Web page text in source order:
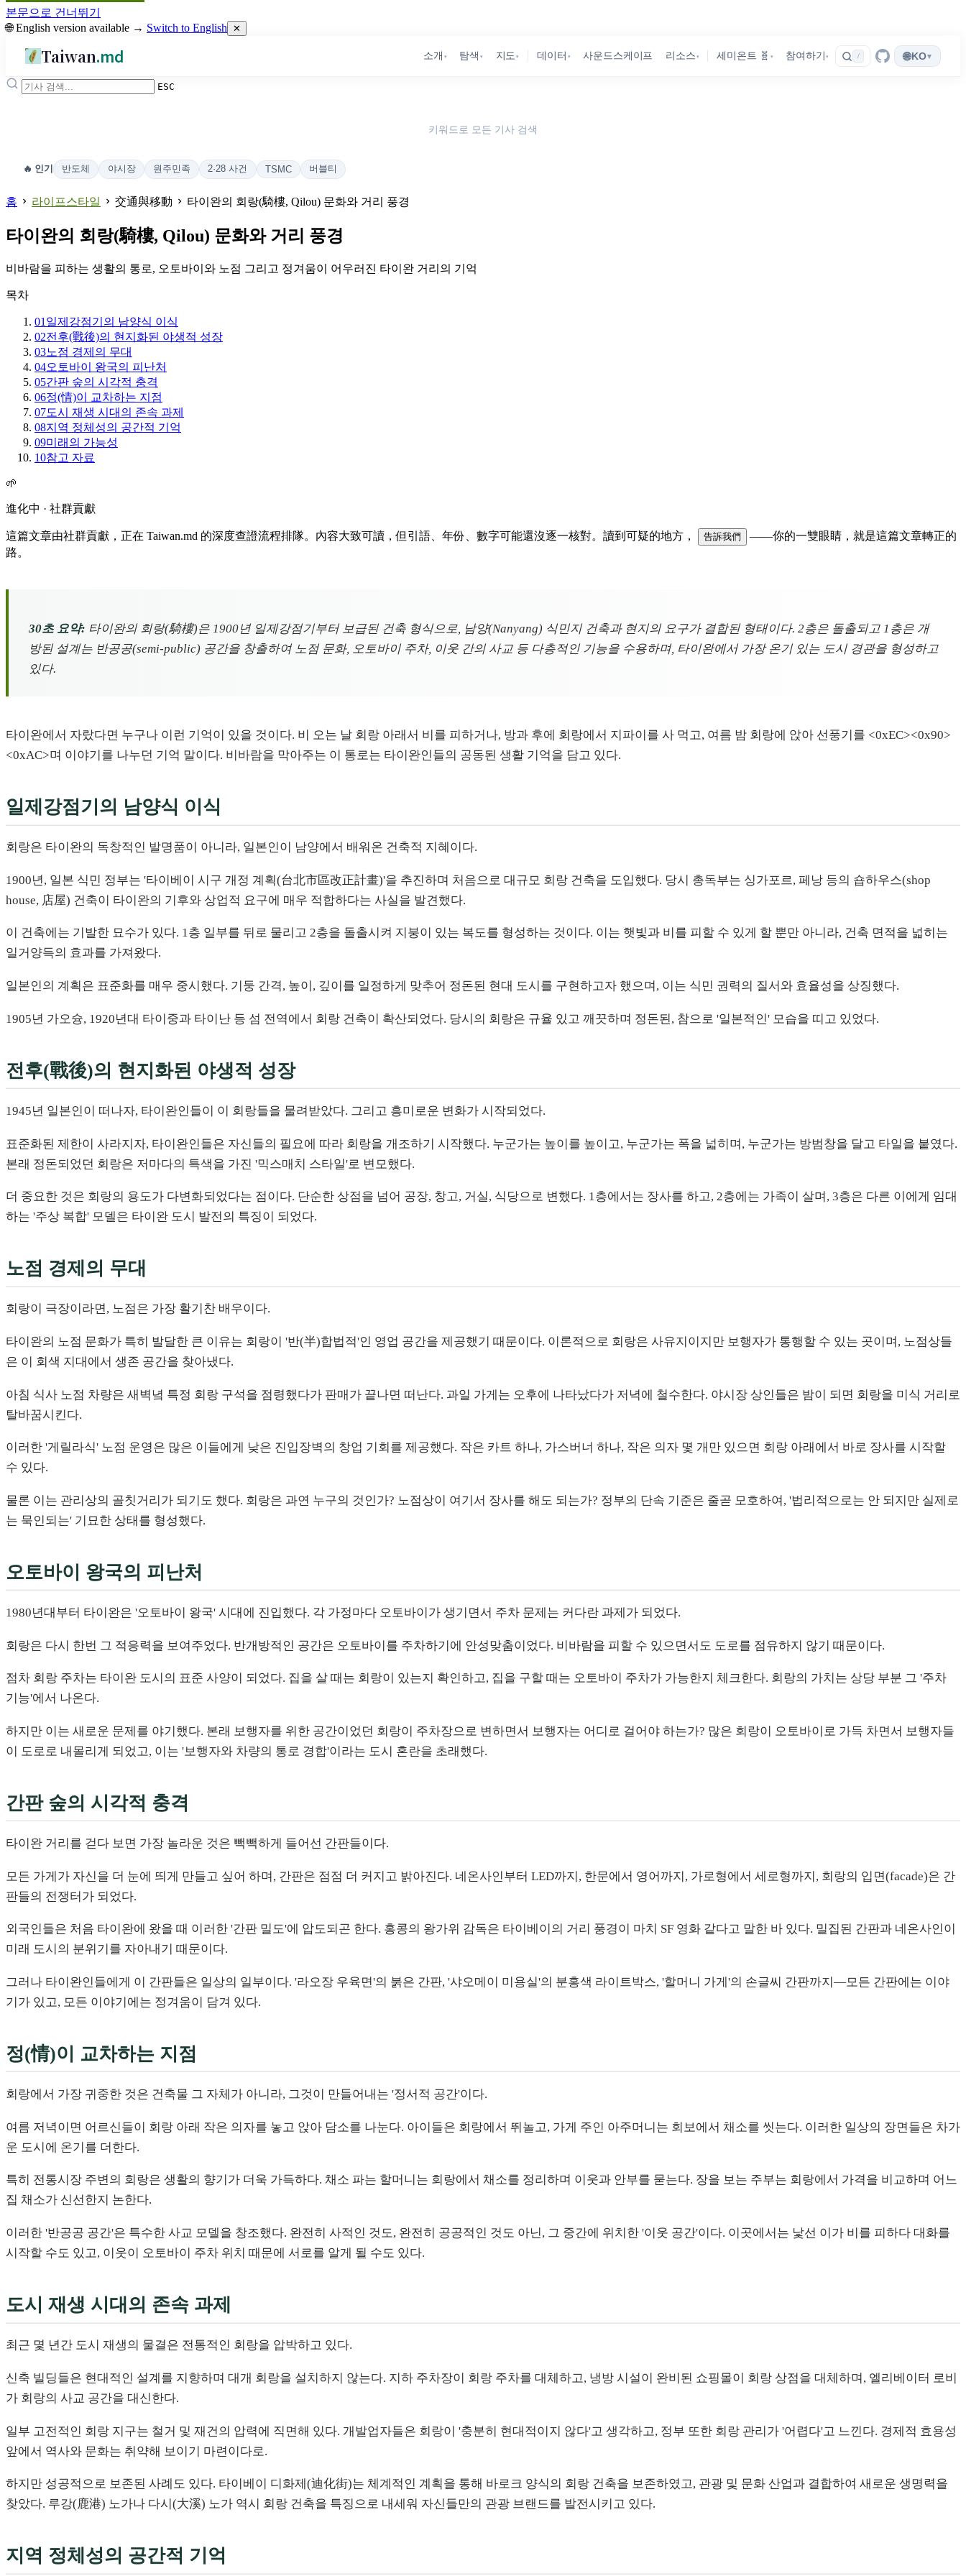
본문으로 건너뛰기
🌐 English version available → Switch to English ✕
Taiwan.md 소개 ▾ 탐색 ▾ 지도 ▾ 데이터 ▾ 사운드스케이프 리소스 ▾ 세미온트 🧬 ▾ 참여하기 ▾ / 🌐KO▾
ESC
키워드로 모든 기사 검색
🔥 인기 반도체 야시장 원주민족 2·28 사건 TSMC 버블티
홈 라이프스타일 交通與移動 타이완의 회랑(騎樓, Qilou) 문화와 거리 풍경
타이완의 회랑(騎樓, Qilou) 문화와 거리 풍경
비바람을 피하는 생활의 통로, 오토바이와 노점 그리고 정겨움이 어우러진 타이완 거리의 기억
목차
01 일제강점기의 남양식 이식
02전후(戰後)의 현지화된 야생적 성장
03노점 경제의 무대
04오토바이 왕국의 피난처
05간판 숲의 시각적 충격
06정(情)이 교차하는 지점
07도시 재생 시대의 존속 과제
08지역 정체성의 공간적 기억
09미래의 가능성
10참고 자료
🌱
進化中 · 社群貢獻
這篇文章由社群貢獻，正在 Taiwan.md 的深度查證流程排隊。內容大致可讀，但引語、年份、數字可能還沒逐一核對。讀到可疑的地方， 告訴我們
——你的一雙眼睛，就是這篇文章轉正的
路。
30초 요약: 타이완의 회랑(騎樓)은 1900년 일제강점기부터 보급된 건축 형식으로, 남양(Nanyang) 식민지 건축과 현지의 요구가 결합된 형태이다. 2층은 돌출되고 1층은 개
방된 설계는 반공공(semi-public) 공간을 창출하여 노점 문화, 오토바이 주차, 이웃 간의 사교 등 다층적인 기능을 수용하며, 타이완에서 가장 온기 있는 도시 경관을 형성하고
있다.
타이완에서 자랐다면 누구나 이런 기억이 있을 것이다. 비 오는 날 회랑 아래서 비를 피하거나, 방과 후에 회랑에서 지파이를 사 먹고, 여름 밤 회랑에 앉아 선풍기를 <0xEC><0x90>
<0xAC>며 이야기를 나누던 기억 말이다. 비바람을 막아주는 이 통로는 타이완인들의 공동된 생활 기억을 담고 있다.
일제강점기의 남양식 이식
회랑은 타이완의 독창적인 발명품이 아니라, 일본인이 남양에서 배워온 건축적 지혜이다.
1900년, 일본 식민 정부는 '타이베이 시구 개정 계획(台北市區改正計畫)'을 추진하며 처음으로 대규모 회랑 건축을 도입했다. 당시 총독부는 싱가포르, 페낭 등의 숍하우스(shop
house, 店屋) 건축이 타이완의 기후와 상업적 요구에 매우 적합하다는 사실을 발견했다.
이 건축에는 기발한 묘수가 있다. 1층 일부를 뒤로 물리고 2층을 돌출시켜 지붕이 있는 복도를 형성하는 것이다. 이는 햇빛과 비를 피할 수 있게 할 뿐만 아니라, 건축 면적을 넓히는
일거양득의 효과를 가져왔다.
일본인의 계획은 표준화를 매우 중시했다. 기둥 간격, 높이, 깊이를 일정하게 맞추어 정돈된 현대 도시를 구현하고자 했으며, 이는 식민 권력의 질서와 효율성을 상징했다.
1905년 가오슝, 1920년대 타이중과 타이난 등 섬 전역에서 회랑 건축이 확산되었다. 당시의 회랑은 규율 있고 깨끗하며 정돈된, 참으로 '일본적인' 모습을 띠고 있었다.
전후(戰後)의 현지화된 야생적 성장
1945년 일본인이 떠나자, 타이완인들이 이 회랑들을 물려받았다. 그리고 흥미로운 변화가 시작되었다.
표준화된 제한이 사라지자, 타이완인들은 자신들의 필요에 따라 회랑을 개조하기 시작했다. 누군가는 높이를 높이고, 누군가는 폭을 넓히며, 누군가는 방범창을 달고 타일을 붙였다.
본래 정돈되었던 회랑은 저마다의 특색을 가진 '믹스매치 스타일'로 변모했다.
더 중요한 것은 회랑의 용도가 다변화되었다는 점이다. 단순한 상점을 넘어 공장, 창고, 거실, 식당으로 변했다. 1층에서는 장사를 하고, 2층에는 가족이 살며, 3층은 다른 이에게 임대
하는 '주상 복합' 모델은 타이완 도시 발전의 특징이 되었다.
노점 경제의 무대
회랑이 극장이라면, 노점은 가장 활기찬 배우이다.
타이완의 노점 문화가 특히 발달한 큰 이유는 회랑이 '반(半)합법적'인 영업 공간을 제공했기 때문이다. 이론적으로 회랑은 사유지이지만 보행자가 통행할 수 있는 곳이며, 노점상들
은 이 회색 지대에서 생존 공간을 찾아냈다.
아침 식사 노점 차량은 새벽녘 특정 회랑 구석을 점령했다가 판매가 끝나면 떠난다. 과일 가게는 오후에 나타났다가 저녁에 철수한다. 야시장 상인들은 밤이 되면 회랑을 미식 거리로
탈바꿈시킨다.
이러한 '게릴라식' 노점 운영은 많은 이들에게 낮은 진입장벽의 창업 기회를 제공했다. 작은 카트 하나, 가스버너 하나, 작은 의자 몇 개만 있으면 회랑 아래에서 바로 장사를 시작할
수 있다.
물론 이는 관리상의 골칫거리가 되기도 했다. 회랑은 과연 누구의 것인가? 노점상이 여기서 장사를 해도 되는가? 정부의 단속 기준은 줄곧 모호하여, '법리적으로는 안 되지만 실제로
는 묵인되는' 기묘한 상태를 형성했다.
오토바이 왕국의 피난처
1980년대부터 타이완은 '오토바이 왕국' 시대에 진입했다. 각 가정마다 오토바이가 생기면서 주차 문제는 커다란 과제가 되었다.
회랑은 다시 한번 그 적응력을 보여주었다. 반개방적인 공간은 오토바이를 주차하기에 안성맞춤이었다. 비바람을 피할 수 있으면서도 도로를 점유하지 않기 때문이다.
점차 회랑 주차는 타이완 도시의 표준 사양이 되었다. 집을 살 때는 회랑이 있는지 확인하고, 집을 구할 때는 오토바이 주차가 가능한지 체크한다. 회랑의 가치는 상당 부분 그 '주차
기능'에서 나온다.
하지만 이는 새로운 문제를 야기했다. 본래 보행자를 위한 공간이었던 회랑이 주차장으로 변하면서 보행자는 어디로 걸어야 하는가? 많은 회랑이 오토바이로 가득 차면서 보행자들
이 도로로 내몰리게 되었고, 이는 '보행자와 차량의 통로 경합'이라는 도시 혼란을 초래했다.
간판 숲의 시각적 충격
타이완 거리를 걷다 보면 가장 놀라운 것은 빽빽하게 들어선 간판들이다.
모든 가게가 자신을 더 눈에 띄게 만들고 싶어 하며, 간판은 점점 더 커지고 밝아진다. 네온사인부터 LED까지, 한문에서 영어까지, 가로형에서 세로형까지, 회랑의 입면(facade)은 간
판들의 전쟁터가 되었다.
외국인들은 처음 타이완에 왔을 때 이러한 '간판 밀도'에 압도되곤 한다. 홍콩의 왕가위 감독은 타이베이의 거리 풍경이 마치 SF 영화 같다고 말한 바 있다. 밀집된 간판과 네온사인이
미래 도시의 분위기를 자아내기 때문이다.
그러나 타이완인들에게 이 간판들은 일상의 일부이다. '라오장 우육면'의 붉은 간판, '샤오메이 미용실'의 분홍색 라이트박스, '할머니 가게'의 손글씨 간판까지—모든 간판에는 이야
기가 있고, 모든 이야기에는 정겨움이 담겨 있다.
정(情)이 교차하는 지점
회랑에서 가장 귀중한 것은 건축물 그 자체가 아니라, 그것이 만들어내는 '정서적 공간'이다.
여름 저녁이면 어르신들이 회랑 아래 작은 의자를 놓고 앉아 담소를 나눈다. 아이들은 회랑에서 뛰놀고, 가게 주인 아주머니는 회보에서 채소를 씻는다. 이러한 일상의 장면들은 차가
운 도시에 온기를 더한다.
특히 전통시장 주변의 회랑은 생활의 향기가 더욱 가득하다. 채소 파는 할머니는 회랑에서 채소를 정리하며 이웃과 안부를 묻는다. 장을 보는 주부는 회랑에서 가격을 비교하며 어느
집 채소가 신선한지 논한다.
이러한 '반공공 공간'은 특수한 사교 모델을 창조했다. 완전히 사적인 것도, 완전히 공공적인 것도 아닌, 그 중간에 위치한 '이웃 공간'이다. 이곳에서는 낯선 이가 비를 피하다 대화를
시작할 수도 있고, 이웃이 오토바이 주차 위치 때문에 서로를 알게 될 수도 있다.
도시 재생 시대의 존속 과제
최근 몇 년간 도시 재생의 물결은 전통적인 회랑을 압박하고 있다.
신축 빌딩들은 현대적인 설계를 지향하며 대개 회랑을 설치하지 않는다. 지하 주차장이 회랑 주차를 대체하고, 냉방 시설이 완비된 쇼핑몰이 회랑 상점을 대체하며, 엘리베이터 로비
가 회랑의 사교 공간을 대신한다.
일부 고전적인 회랑 지구는 철거 및 재건의 압력에 직면해 있다. 개발업자들은 회랑이 '충분히 현대적이지 않다'고 생각하고, 정부 또한 회랑 관리가 '어렵다'고 느낀다. 경제적 효용성
앞에서 역사와 문화는 취약해 보이기 마련이다로.
하지만 성공적으로 보존된 사례도 있다. 타이베이 디화제(迪化街)는 체계적인 계획을 통해 바로크 양식의 회랑 건축을 보존하였고, 관광 및 문화 산업과 결합하여 새로운 생명력을
찾았다. 루강(鹿港) 노가나 다시(大溪) 노가 역시 회랑 건축을 특징으로 내세워 자신들만의 관광 브랜드를 발전시키고 있다.
지역 정체성의 공간적 기억